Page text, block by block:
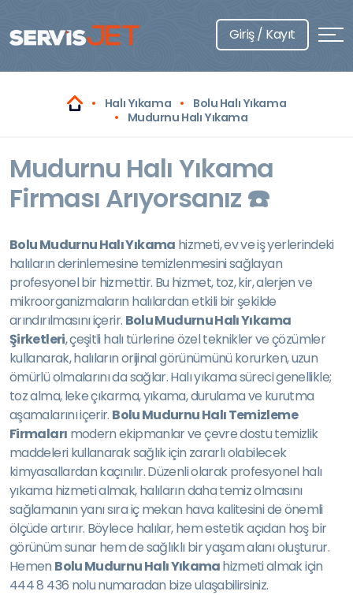
Giriş / Kayıt
Halı Yıkama
Bolu Halı Yıkama
Mudurnu Halı Yıkama
Mudurnu Halı Yıkama
Firması Arıyorsanız ☎️
Bolu Mudurnu Halı Yıkama hizmeti, ev ve iş yerlerindeki
halıların derinlemesine temizlenmesini sağlayan
profesyonel bir hizmettir. Bu hizmet, toz, kir, alerjen ve
mikroorganizmaların halılardan etkili bir şekilde
arındırılmasını içerir. Bolu Mudurnu Halı Yıkama
Şirketleri, çeşitli halı türlerine özel teknikler ve çözümler
kullanarak, halıların orijinal görünümünü korurken, uzun
ömürlü olmalarını da sağlar. Halı yıkama süreci genellikle;
toz alma, leke çıkarma, yıkama, durulama ve kurutma
aşamalarını içerir. Bolu Mudurnu Halı Temizleme
Firmaları modern ekipmanlar ve çevre dostu temizlik
maddeleri kullanarak sağlık için zararlı olabilecek
kimyasallardan kaçınılır. Düzenli olarak profesyonel halı
yıkama hizmeti almak, halıların daha temiz olmasını
sağlamanın yanı sıra iç mekan hava kalitesini de önemli
ölçüde artırır. Böylece halılar, hem estetik açıdan hoş bir
görünüm sunar hem de sağlıklı bir yaşam alanı oluşturur.
Hemen Bolu Mudurnu Halı Yıkamahizmeti almak için
444 8 436 nolu numaradan bize ulaşabilirsiniz.